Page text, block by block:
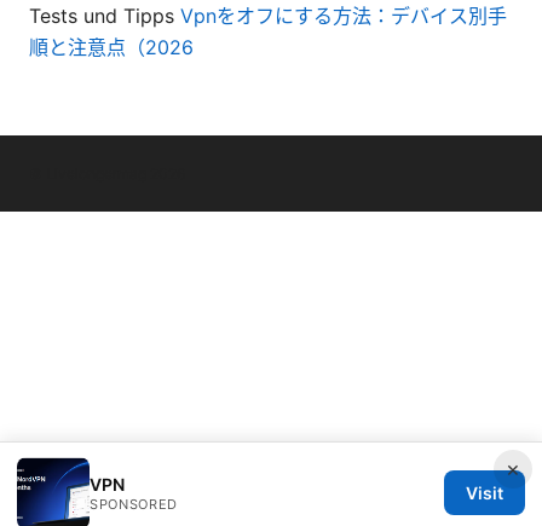
Tests und Tipps Vpnをオフにする方法：デバイス別手
順と注意点（2026
×
VPN
SPONSORED
Visit